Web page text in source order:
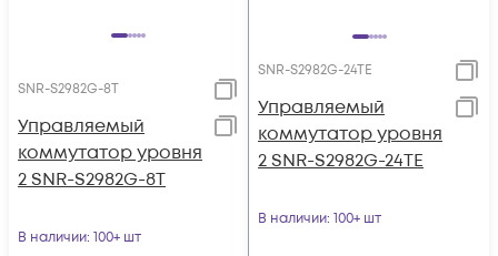
SNR-S2982G-8T
Управляемый
коммутатор уровня
2 SNR-S2982G-8T
В наличии: 100+ шт
SNR-S2982G-24TE
Управляемый
коммутатор уровня
2 SNR-S2982G-24TE
В наличии: 100+ шт